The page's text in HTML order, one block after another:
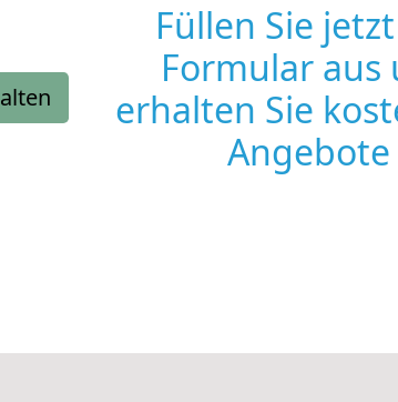
Füllen Sie
Formular aus
erhalten Sie
Angebote